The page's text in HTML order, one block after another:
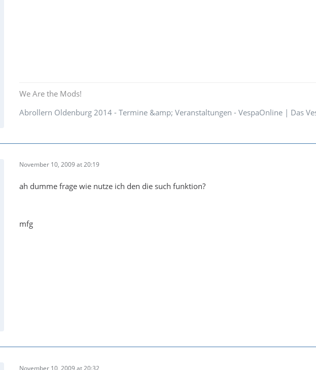
We Are the Mods!
Abrollern Oldenburg 2014 - Termine &amp; Veranstaltungen - VespaOnline | Das
November 10, 2009 at 20:19
ah dumme frage wie nutze ich den die such funktion?
mfg
November 10, 2009 at 20:32